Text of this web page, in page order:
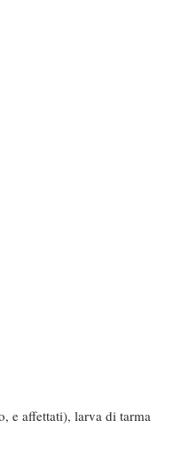
e affettati), larva di tarma